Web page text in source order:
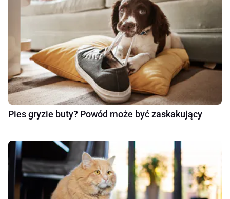
Pies gryzie buty? Powód może być zaskakujący